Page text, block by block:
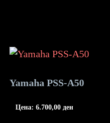
Yamaha PSS-A50
Цена: 6.700,00 ден